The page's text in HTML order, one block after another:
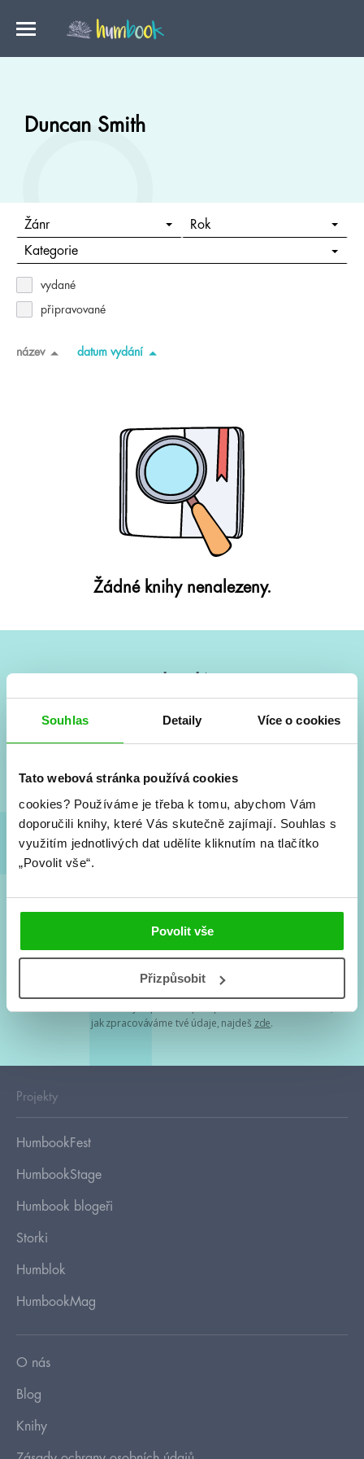
Souhlas Detaily Více o cookies
Tato webová stránka používá cookies
cookies? Používáme je třeba k tomu, abychom Vám
doporučili knihy, které Vás skutečně zajímají. Souhlas s
využitím jednotlivých dat udělíte kliknutím na tlačítko
„Povolit vše“.
Povolit vše
Přizpůsobit
Duncan Smith
Žánr Rok
Kategorie
vydané
připravované
název datum vydání
Žádné knihy nenalezeny.
Vše kolem #youngadult každý měsíc rovnou do mailu!
a seriálové adaptace a další.
Souhlasím spodmínkami zpracování osobních údajů
Tvá e-mailová adresa je u nás v bezpečí. Přečti si
jak zpracováváme tvé údaje, najdeš zde.
Projekty
HumbookFest
HumbookStage
Humbook blogeři
Storki
Humblok
HumbookMag
O nás
Blog
Knihy